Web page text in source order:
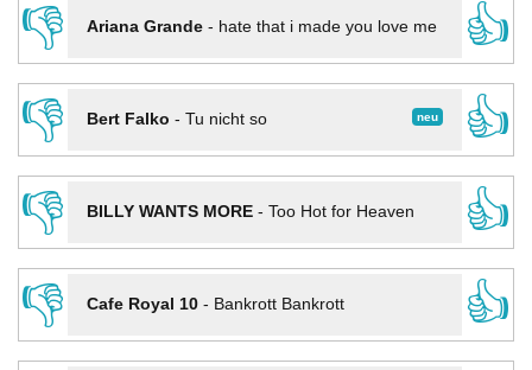
👎
Ariana Grande- hate that i made you love me
👍
👎
neu
Bert Falko - Tu nicht so
👍
👎
BILLY WANTS MORE- Too Hot for Heaven
👍
👎
Cafe Royal 10- Bankrott Bankrott
👍